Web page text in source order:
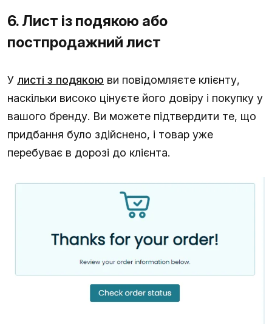
6. Лист із подякою або
постпродажний лист
У листі з подякою ви повідомляєте клієнту,
наскільки високо цінуєте його довіру і покупку у
вашого бренду. Ви можете підтвердити те, що
придбання було здійснено, і товар уже
перебуває в дорозі до клієнта.